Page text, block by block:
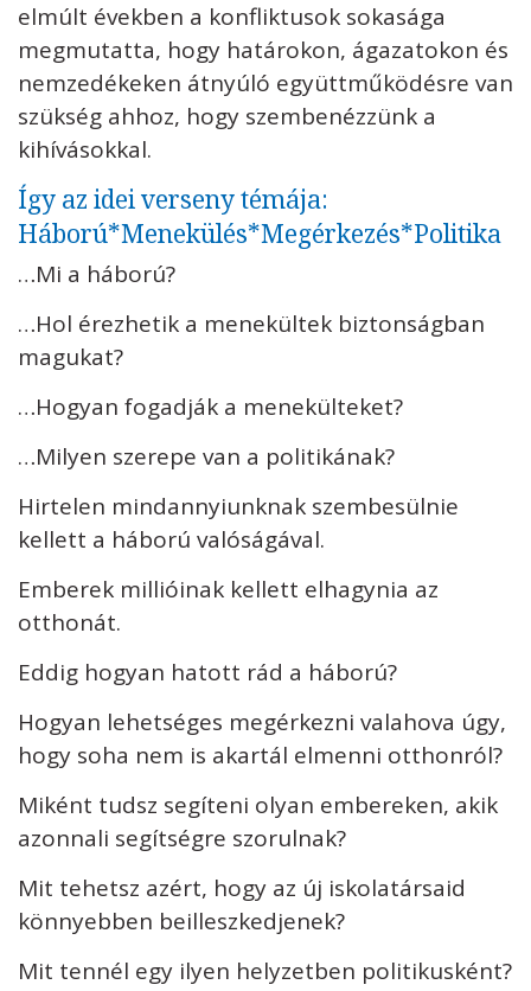
elmúlt években a konfliktusok sokasága
megmutatta, hogy határokon, ágazatokon és
nemzedékeken átnyúló együttműködésre van
szükség ahhoz, hogy szembenézzünk a
kihívásokkal.
Így az idei verseny témája:
Háború*Menekülés*Megérkezés*Politika
…Mi a háború?
…Hol érezhetik a menekültek biztonságban
magukat?
…Hogyan fogadják a menekülteket?
…Milyen szerepe van a politikának?
Hirtelen mindannyiunknak szembesülnie
kellett a háború valóságával.
Emberek millióinak kellett elhagynia az
otthonát.
Eddig hogyan hatott rád a háború?
Hogyan lehetséges megérkezni valahova úgy,
hogy soha nem is akartál elmenni otthonról?
Miként tudsz segíteni olyan embereken, akik
azonnali segítségre szorulnak?
Mit tehetsz azért, hogy az új iskolatársaid
könnyebben beilleszkedjenek?
Mit tennél egy ilyen helyzetben politikusként?